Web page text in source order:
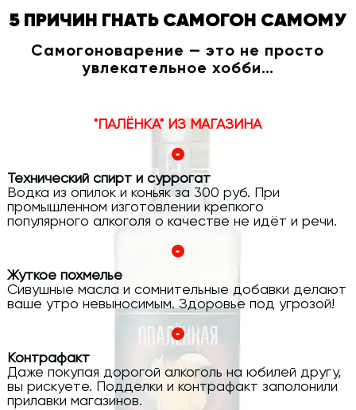
5 ПРИЧИН ГНАТЬ САМОГОН САМОМУ
Самогоноварение — это не просто
увлекательное хобби…
"ПАЛЁНКА" ИЗ МАГАЗИНА
Технический спирт и суррогат
Водка из опилок и коньяк за 300 руб. При
промышленном изготовлении крепкого
популярного алкоголя о качестве не идёт и речи.
Жуткое похмелье
Сивушные масла и сомнительные добавки делают
ваше утро невыносимым. Здоровье под угрозой!
Контрафакт
Даже покупая дорогой алкоголь на юбилей другу,
вы рискуете. Подделки и контрафакт заполонили
прилавки магазинов.